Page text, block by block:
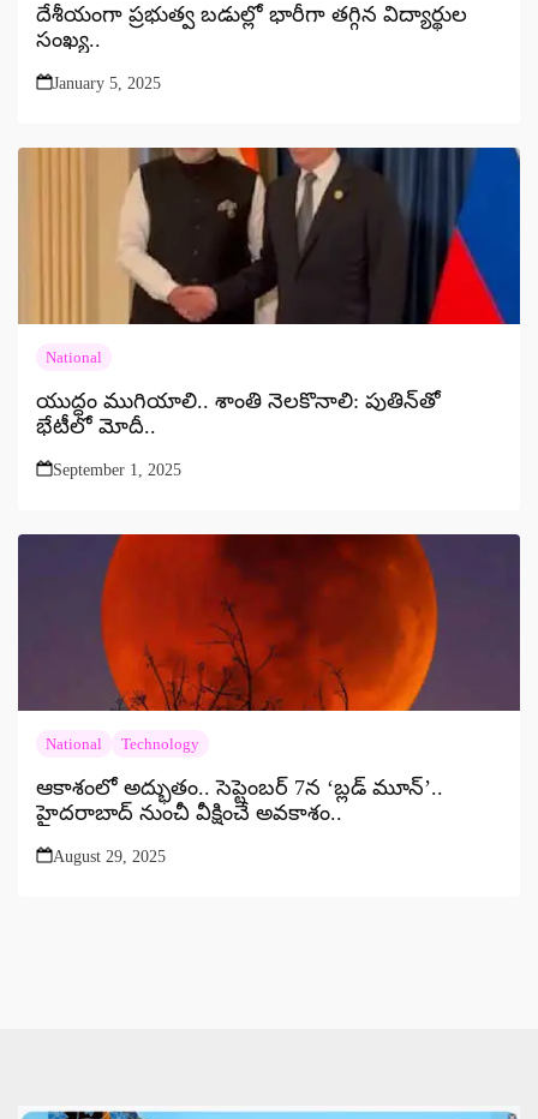
దేశీయంగా ప్రభుత్వ బడుల్లో భారీగా తగ్గిన విద్యార్థుల
సంఖ్య..
January 5, 2025
National
యుద్ధం ముగియాలి.. శాంతి నెలకొనాలి: పుతిన్‌తో
భేటీలో మోదీ..
September 1, 2025
National Technology
ఆకాశంలో అద్భుతం.. సెప్టెంబర్ 7న ‘బ్లడ్ మూన్’..
హైదరాబాద్ నుంచీ వీక్షించే అవకాశం..
August 29, 2025